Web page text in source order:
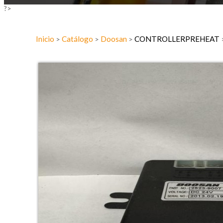
?>
Inicio > Catálogo > Doosan > CONTROLLERPREHEAT